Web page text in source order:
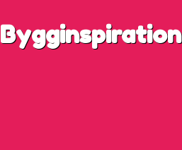
Bygginspiration